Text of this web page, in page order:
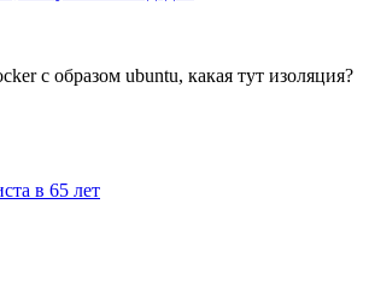
с образом ubuntu, какая тут изоляция?
в 65 лет